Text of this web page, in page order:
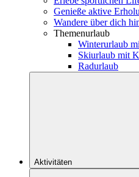
Genieße aktive
Wandere über dich
Themenurlaub
Winterurlaub
Skiurlaub mit
Radurlaub
Aktivitäten